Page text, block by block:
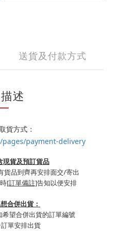
送貨及付款方式
述
貨方式：
payment-delivery
現貨及預訂貨品
貨品到齊再安排面交/寄出
[訂單備註]告知以便安排
合併出貨：
希望合併出貨的訂單編號
單安排出貨